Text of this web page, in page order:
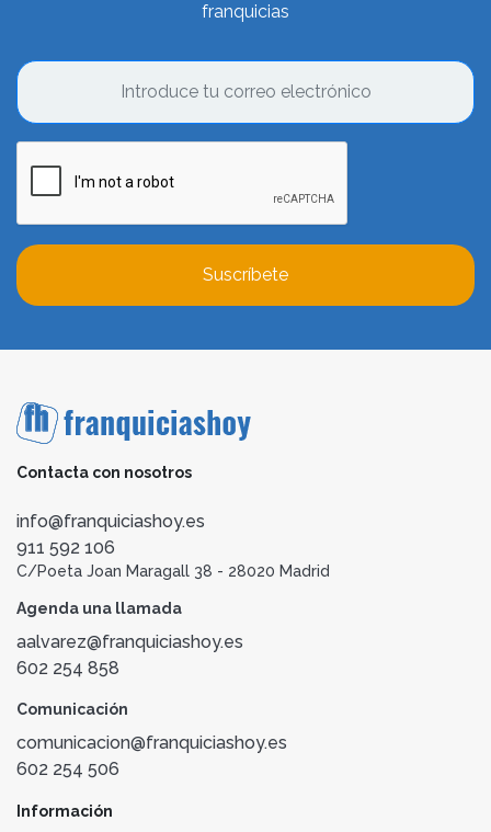
franquicias
Suscríbete
Contacta con nosotros
info@franquiciashoy.es
911 592 106
C/Poeta Joan Maragall 38 - 28020 Madrid
Agenda una llamada
aalvarez@franquiciashoy.es
602 254 858
Comunicación
comunicacion@franquiciashoy.es
602 254 506
Información